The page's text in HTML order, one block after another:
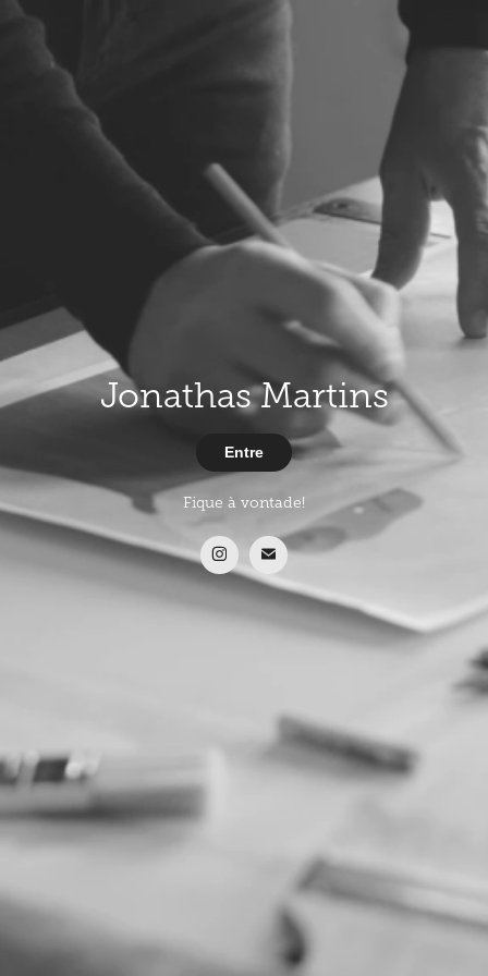
Jonathas Martins
Entre
Fique à vontade!